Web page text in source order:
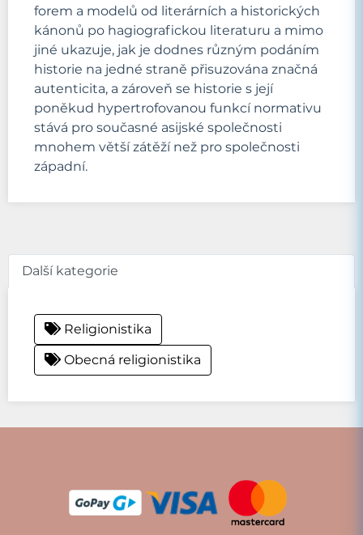
forem a modelů od literárních a historických
kánonů po hagiografickou literaturu a mimo
jiné ukazuje, jak je dodnes různým podáním
historie na jedné straně přisuzována značná
autenticita, a zároveň se historie s její
poněkud hypertrofovanou funkcí normativu
stává pro současné asijské společnosti
mnohem větší zátěží než pro společnosti
západní.
Další kategorie
Religionistika
Obecná religionistika